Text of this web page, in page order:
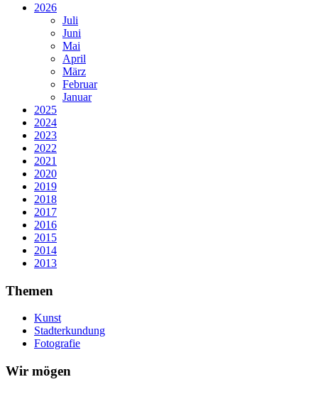
2026
Juli
Juni
Mai
April
März
Februar
Januar
2025
2024
2023
2022
2021
2020
2019
2018
2017
2016
2015
2014
2013
Themen
Kunst
Stadterkundung
Fotografie
Wir mögen